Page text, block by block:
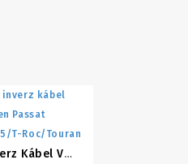
Start-Stop Inverz Kábel Volkswagen Passat B8,B8.5/Golf7,7.5/T-Roc/Touran